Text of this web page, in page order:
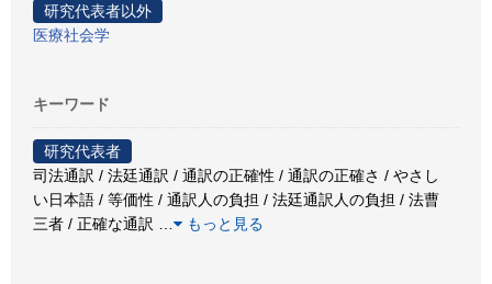
研究代表者以外
医療社会学
キーワード
研究代表者
司法通訳 / 法廷通訳 / 通訳の正確性 / 通訳の正確さ / やさし
い日本語 / 等価性 / 通訳人の負担 / 法廷通訳人の負担 / 法曹
三者 / 正確な通訳
もっと見る